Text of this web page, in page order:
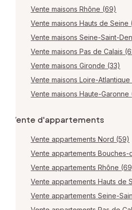
Vente maisons Rhône (69)
Vente maisons Hauts de Seine
Vente maisons Seine-Saint-
Vente maisons Pas de Calais
Vente maisons Gironde (33)
Vente maisons Loire-Atlantique
Vente maisons Haute-Garonne
Vente d'appartements
Vente appartements Nord (59)
Vente appartements Bouches-
Vente appartements Rhône
Vente appartements Hauts de
Vente appartements Seine-